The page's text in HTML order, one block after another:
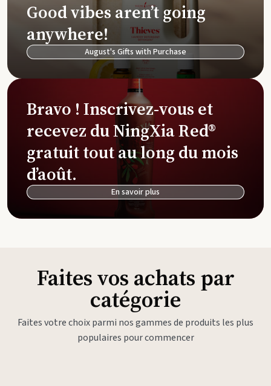
Good vibes aren’t going
anywhere!
August's Gifts with Purchase
Bravo ! Inscrivez-vous et
recevez du NingXia Red®
gratuit tout au long du mois
d’août.
En savoir plus
Faites vos achats par
catégorie
Faites votre choix parmi nos gammes de produits les plus
populaires pour commencer